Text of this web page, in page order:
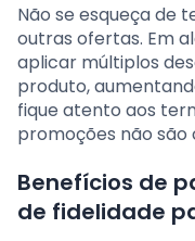
Não se esqueça de
outras ofertas. Em
aplicar múltiplos
produto,
fique atento aos
promoções não são
Benefícios de
de fidelidade